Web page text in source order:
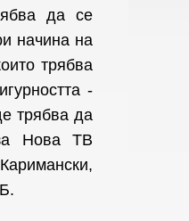
да се
начина на
трябва
-
трябва да
Нова ТВ